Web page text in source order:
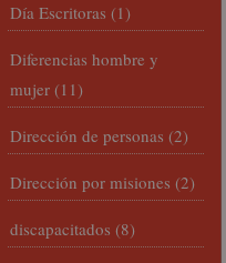
Día Escritoras (1)
Diferencias hombre y
mujer (11)
Dirección de personas (2)
Dirección por misiones (2)
discapacitados (8)